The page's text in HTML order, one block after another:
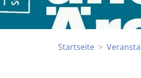
Startseite